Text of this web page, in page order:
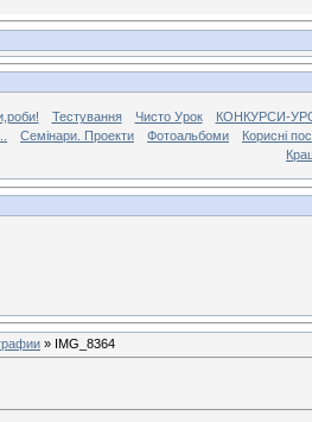
Тестування Чисто Урок
КОНКУРСИ-
Семінари. Проекти Фотоальбоми
Корисні
» IMG_8364